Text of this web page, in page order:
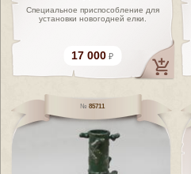
Специальное приспособление для
установки новогодней елки.
17 000
85711